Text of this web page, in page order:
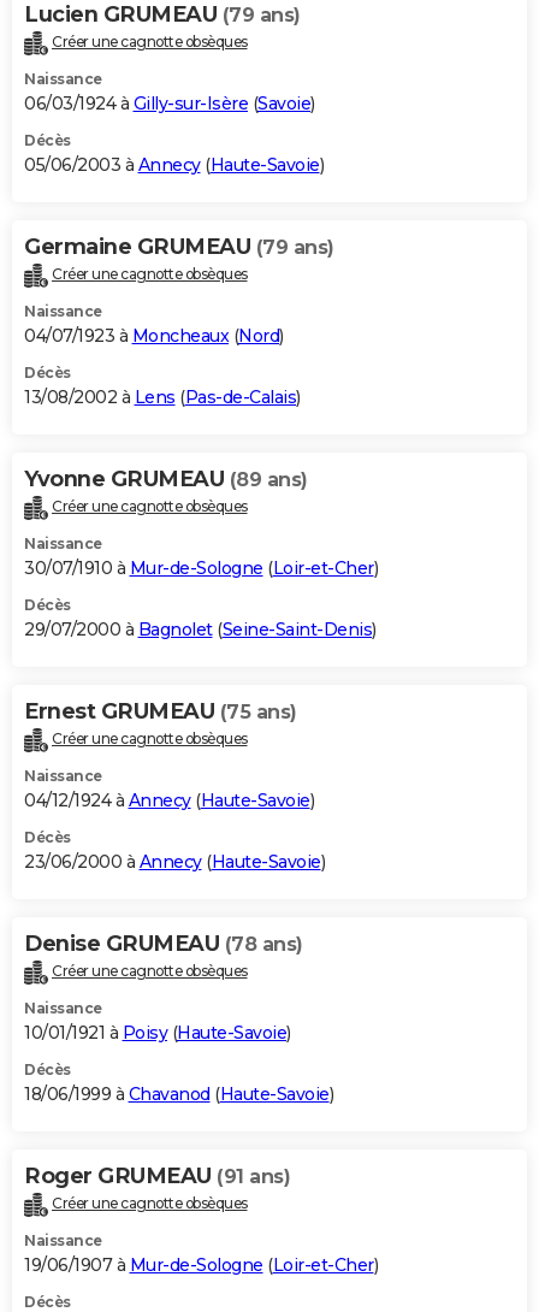
Lucien GRUMEAU (79 ans)
Créer une cagnotte obsèques
Naissance
06/03/1924 à Gilly-sur-Isère (Savoie)
Décès
05/06/2003 à Annecy(Haute-Savoie)
Germaine GRUMEAU (79 ans)
Créer une cagnotte obsèques
Naissance
04/07/1923 à Moncheaux(Nord)
Décès
13/08/2002 à Lens (Pas-de-Calais)
Yvonne GRUMEAU (89 ans)
Créer une cagnotte obsèques
Naissance
30/07/1910 à Mur-de-Sologne (Loir-et-Cher)
Décès
29/07/2000 à Bagnolet(Seine-Saint-Denis)
Ernest GRUMEAU (75 ans)
Créer une cagnotte obsèques
Naissance
04/12/1924 à Annecy(Haute-Savoie)
Décès
23/06/2000 à Annecy(Haute-Savoie)
Denise GRUMEAU (78 ans)
Créer une cagnotte obsèques
Naissance
10/01/1921 à Poisy(Haute-Savoie)
Décès
18/06/1999 à Chavanod (Haute-Savoie)
Roger GRUMEAU (91 ans)
Créer une cagnotte obsèques
Naissance
19/06/1907 à Mur-de-Sologne (Loir-et-Cher)
Décès